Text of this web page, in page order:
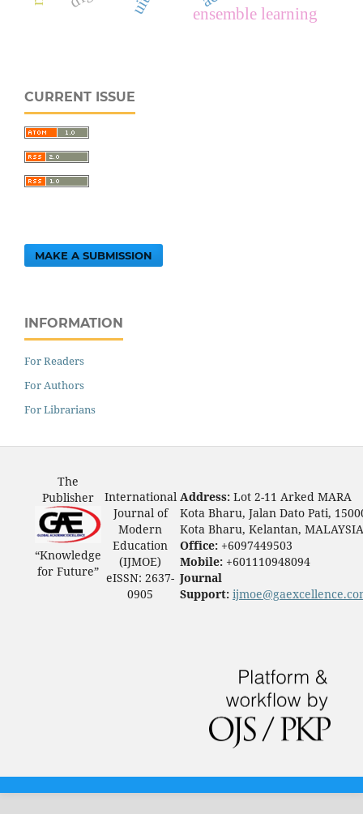
ensemble learning
CURRENT ISSUE
MAKE A SUBMISSION
INFORMATION
For Readers
For Authors
For Librarians
The
Publisher
“Knowledge
for Future”
International
Journal of
Modern
Education
(IJMOE)
eISSN: 2637-
0905
Address: Lot 2-11 Arked MARA
Kota Bharu, Jalan Dato Pati,
Kota Bharu, Kelantan, MALAYSIA
Office: +6097449503
Mobile: +601110948094
Journal
Support: